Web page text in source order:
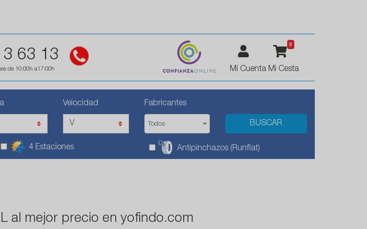
63 13
de 10:00h a17:00h Mi Cuenta
0
Mi Cesta
Velocidad Fabricantes
Todos
4 Estaciones Antipinchazos (Runflat)
al mejor precio en yofindo.com